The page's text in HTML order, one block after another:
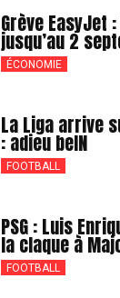
Grève EasyJet
jusqu’au 2
ÉCONOMIE
La Liga arrive
: adieu beIN
FOOTBALL
PSG : Luis
la claque à
FOOTBALL